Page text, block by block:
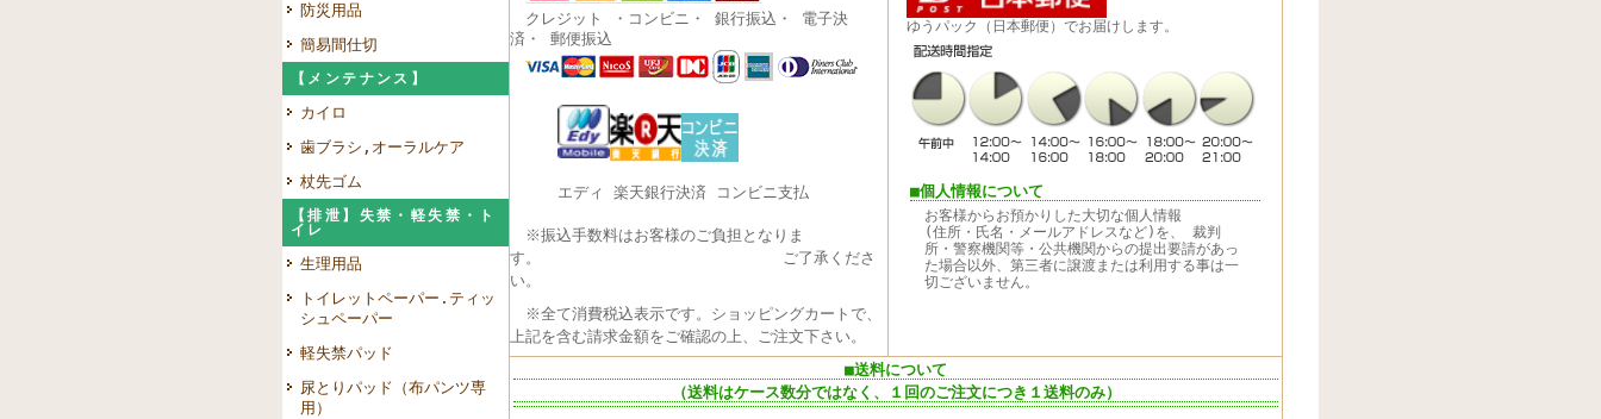
防災用品
簡易間仕切
【メンテナンス】
カイロ
歯ブラシ,オーラルケア
杖先ゴム
【排泄】失禁・軽失禁・ト
イレ
生理用品
トイレットペーパー.ティッ
シュペーパー
軽失禁パッド
尿とりパッド（布パンツ専
用）
クレジット ・コンビニ・ 銀行振込・ 電子決
済・ 郵便振込
エディ 楽天銀行決済 コンビニ支払
※振込手数料はお客様のご負担となりま
す。
ご了承くださ
い。
※全て消費税込表示です。ショッピングカートで、
上記を含む請求金額をご確認の上、ご注文下さい。
ゆうパック（日本郵便）でお届けします。
■個人情報について
お客様からお預かりした大切な個人情報
(住所・氏名・メールアドレスなど)を、 裁判
所・警察機関等・公共機関からの提出要請があっ
た場合以外、第三者に譲渡または利用する事は一
切ございません。
■送料について
（送料はケース数分ではなく、１回のご注文につき１送料のみ）